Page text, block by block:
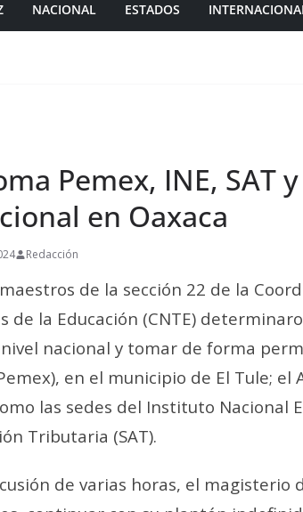
NACIONAL ESTADOS
Pemex, INE, SAT
en Oaxaca
Redacción
de la sección 22 de la
de la Educación (CNTE)
nacional y tomar de forma
en el municipio de El Tule;
las sedes del Instituto Nacional
Tributaria (SAT).
de varias horas, el